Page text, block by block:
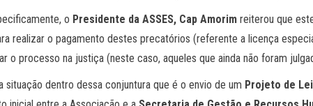
o Presidente da ASSES, Cap Amorim reiterou que
realizar o pagamento destes precatórios (referente a licença
o processo na justiça (neste caso, aqueles que ainda não foram
situação dentro dessa conjuntura que é o envio de um Projeto de